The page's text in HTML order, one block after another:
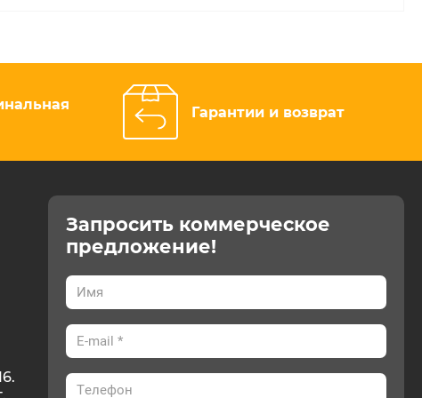
Гарантии и возврат
Запросить коммерческое
предложение!